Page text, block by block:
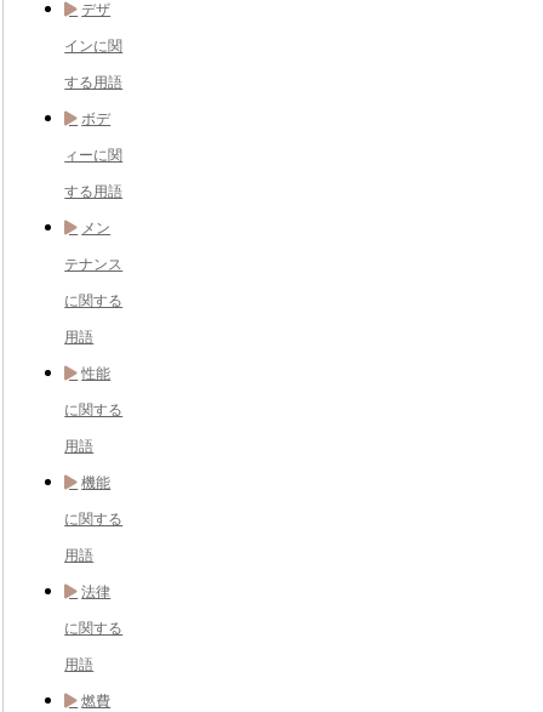
デザ
インに関
する用語
ボデ
ィーに関
する用語
メン
テナンス
に関する
用語
性能
に関する
用語
機能
に関する
用語
法律
に関する
用語
燃費